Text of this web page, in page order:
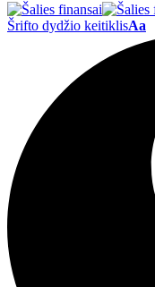
Šrifto dydžio keitiklisAa